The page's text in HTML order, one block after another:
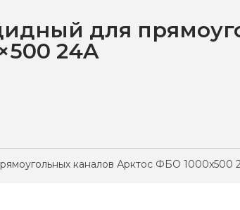
для
24A
каналов Арктос ФБО 1000x500